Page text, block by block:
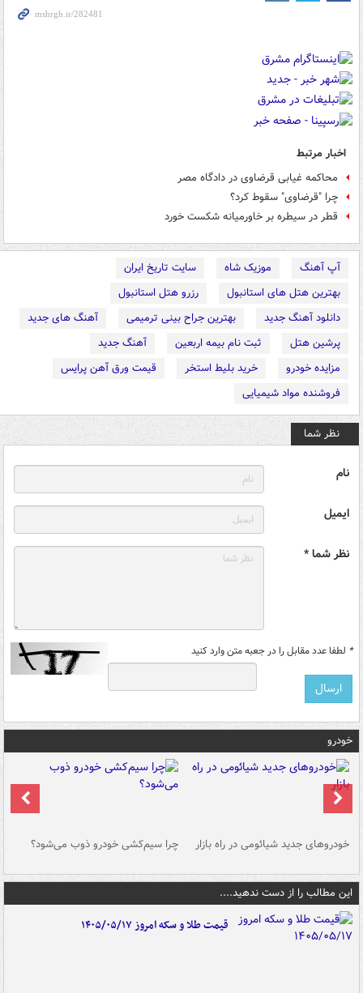
اخبار مرتبط
محاکمه غیابی قرضاوی در دادگاه مصر
چرا "قرضاوی" سقوط کرد؟
قطر در سیطره بر خاورمیانه شکست خورد
آپ آهنگ موزیک شاه
سایت تاریخ ایران
بهترین هتل های استانبول
رزرو هتل استانبول
دانلود آهنگ جدید
بهترین جراح بینی ترمیمی
آهنگ های جدید
پرشین هتل
ثبت نام بیمه اربعین
آهنگ جدید
مزایده خودرو
خرید بلیط استخر
قیمت ورق آهن پرایس
فروشنده مواد شیمیایی
نظر شما
نام
ایمیل
نظر شما *
* لطفا عدد مقابل را در جعبه متن وارد کنید
خودرو
خودروهای جدید شیائومی در راه بازار چرا سیم‌کشی خودرو ذوب می‌شود؟
این مطالب را از دست ندهید....
قیمت طلا و سکه امروز ۱۴۰۵/۰۵/۱۷